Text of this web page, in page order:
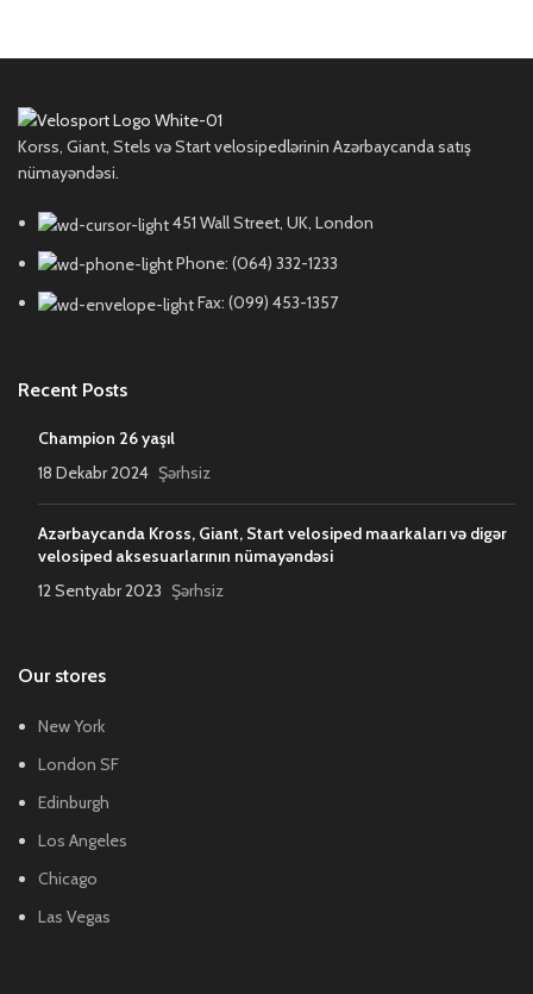
Korss, Giant, Stels və Start velosipedlərinin Azərbaycanda satış
nümayəndəsi.
451 Wall Street, UK, London
Phone: (064) 332-1233
Fax: (099) 453-1357
Recent Posts
Champion 26 yaşıl
18 Dekabr 2024 Şərhsiz
Azərbaycanda Kross, Giant, Start velosiped maarkaları və digər
velosiped aksesuarlarının nümayəndəsi
12 Sentyabr 2023 Şərhsiz
Our stores
New York
London SF
Edinburgh
Los Angeles
Chicago
Las Vegas